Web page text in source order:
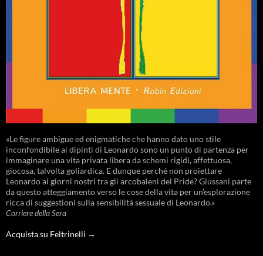
«Le figure ambigue ed enigmatiche che hanno dato uno stile
inconfondibile ai dipinti di Leonardo sono un punto di partenza per
immaginare una vita privata libera da schemi rigidi, affettuosa,
giocosa, talvolta goliardica. E dunque perché non proiettare
Leonardo ai giorni nostri tra gli arcobaleni del Pride? Giussani parte
da questo atteggiamento verso le cose della vita per un’esplorazione
ricca di suggestioni sulla sensibilità sessuale di Leonardo.»
Corriere della Sera
Acquista su Feltrinelli →